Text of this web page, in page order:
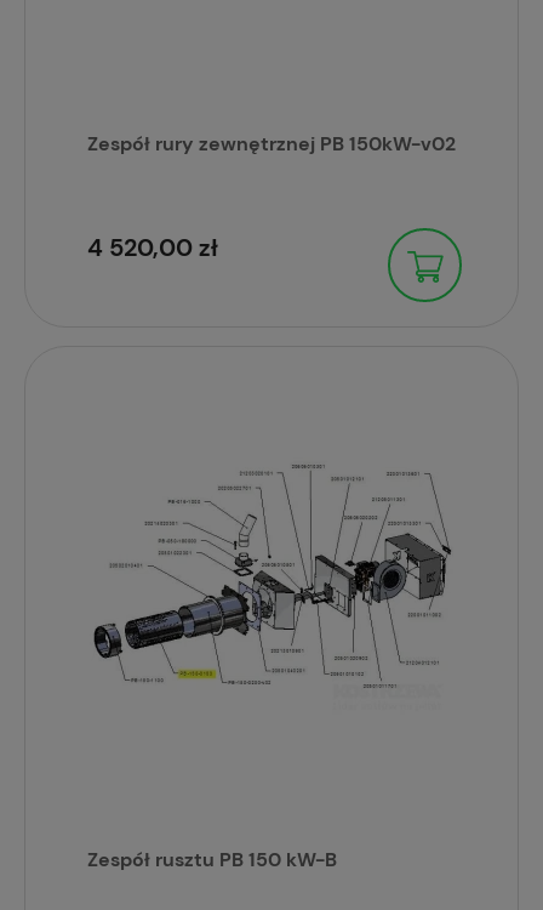
Zespół rury zewnętrznej PB 150kW-v02
4 520,00 zł
Zespół rusztu PB 150 kW-B